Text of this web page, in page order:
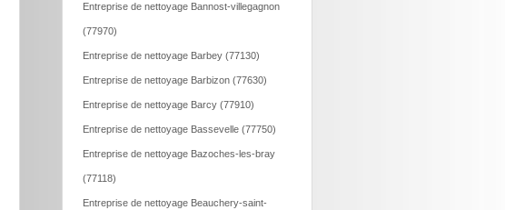
Entreprise de nettoyage Bannost-villegagnon
(77970)
Entreprise de nettoyage Barbey (77130)
Entreprise de nettoyage Barbizon (77630)
Entreprise de nettoyage Barcy (77910)
Entreprise de nettoyage Bassevelle (77750)
Entreprise de nettoyage Bazoches-les-bray
(77118)
Entreprise de nettoyage Beauchery-saint-